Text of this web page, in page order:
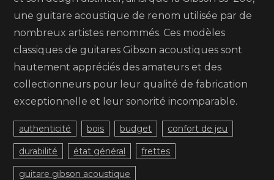
une guitare acoustique de renom utilisée par de
nombreux artistes renommés. Ces modèles
classiques de guitares Gibson acoustiques sont
hautement appréciés des amateurs et des
collectionneurs pour leur qualité de fabrication
exceptionnelle et leur sonorité incomparable.
authenticité bois budget confort de jeu
durabilité état général frettes
guitare gibson acoustique